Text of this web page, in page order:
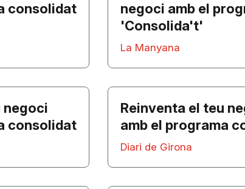
consolidat
negoci amb el
'Consolida't'
La Manyana
negoci
consolidat
Reinventa el teu
amb el programa
Diari de Girona